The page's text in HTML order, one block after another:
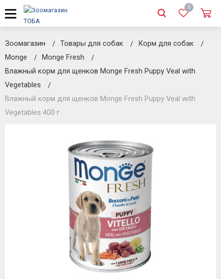
0
Зоомагазин Товары для собак
Корм для собак
Monge
Monge Fresh
Влажный корм для щенков Monge Fresh Puppy Veal with
Vegetables
Влажный корм для щенков Monge Fresh Puppy Veal with
Vegetables 400 г